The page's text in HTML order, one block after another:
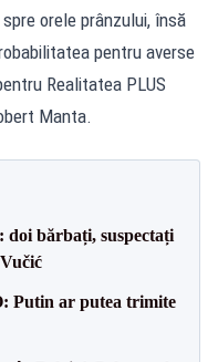
orele prânzului, însă
pentru averse
Realitatea PLUS
Manta.
doi bărbați, suspectați
Putin ar putea trimite